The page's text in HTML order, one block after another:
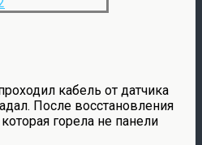
кабель от датчика
После восстановления
горела не панели